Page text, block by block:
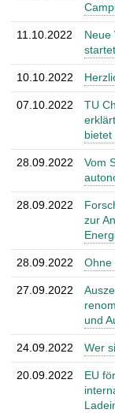
11.10.2022
Neue
startet
10.10.2022
07.10.2022
TU
bietet
28.09.2022
Vom
28.09.2022
zur
28.09.2022 Ohne
27.09.2022
und
24.09.2022 Wer
20.09.2022
EU